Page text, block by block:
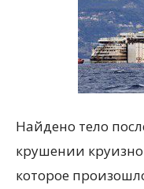
Найдено тело
крушении
которое